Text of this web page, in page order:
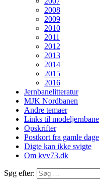
2008
2009
2010
2011
2012
2013
2014
2015
2016
Jernbanelitteratur
MJK Nordbanen
Andre temaer
Links til modeljernbane
Opskrifter
Postkort fra gamle dage
Digte kan ikke svigte
Om kvv73.dk
Søg efter: